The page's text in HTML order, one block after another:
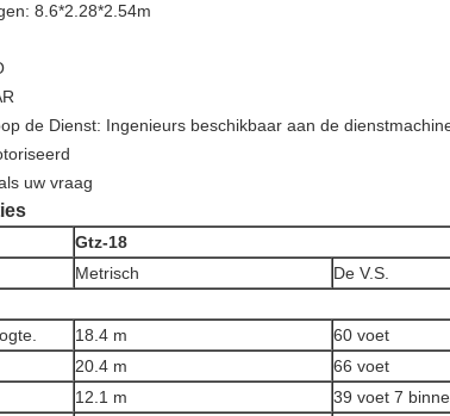
8.6*2.28*2.54m
de Dienst: Ingenieurs beschikbaar aan de
uw vraag
Gtz-18
Metrisch
De V.S.
18.4 m
60 voet
20.4 m
66 voet
12.1 m
39 voet 7